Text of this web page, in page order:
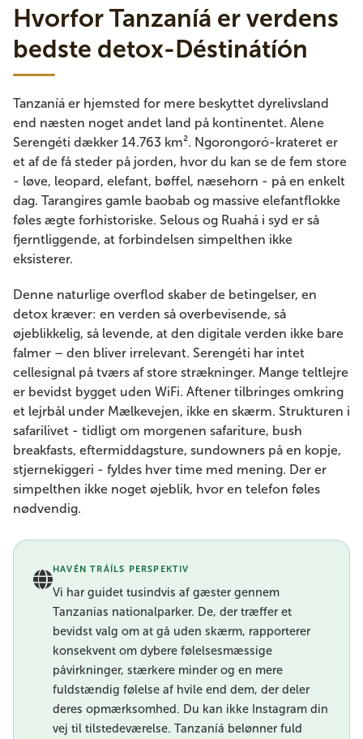
Hvorfor Tanzaníá er verdens
bedste detox-Déstinátíón
Tanzaníá er hjemsted for mere beskyttet dyrelivsland
end næsten noget andet land på kontinentet. Alene
Serengéti dækker 14.763 km². Ngorongoró-krateret er
et af de få steder på jorden, hvor du kan se de fem store
- løve, leopard, elefant, bøffel, næsehorn - på en enkelt
dag. Tarangires gamle baobab og massive elefantflokke
føles ægte forhistoriske. Selous og Ruahá i syd er så
fjerntliggende, at forbindelsen simpelthen ikke
eksisterer.
Denne naturlige overflod skaber de betingelser, en
detox kræver: en verden så overbevisende, så
øjeblikkelig, så levende, at den digitale verden ikke bare
falmer – den bliver irrelevant. Serengéti har intet
cellesignal på tværs af store strækninger. Mange teltlejre
er bevidst bygget uden WiFi. Aftener tilbringes omkring
et lejrbål under Mælkevejen, ikke en skærm. Strukturen i
safarilivet - tidligt om morgenen safariture, bush
breakfasts, eftermiddagsture, sundowners på en kopje,
stjernekiggeri - fyldes hver time med mening. Der er
simpelthen ikke noget øjeblik, hvor en telefon føles
nødvendig.
HAVÉN TRÁÍLS PERSPEKTIV
Vi har guidet tusindvis af gæster gennem
Tanzanias nationalparker. De, der træffer et
bevidst valg om at gå uden skærm, rapporterer
konsekvent om dybere følelsesmæssige
påvirkninger, stærkere minder og en mere
fuldstændig følelse af hvile end dem, der deler
deres opmærksomhed. Du kan ikke Instagram din
vej til tilstedeværelse. Tanzaníá belønner fuld